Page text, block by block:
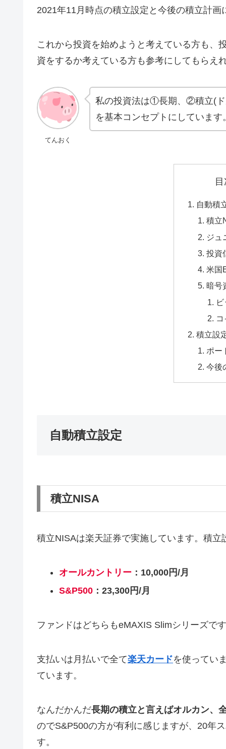
2021年11月時点の積立設定と今後の積立計画
これから投資を始めようと考えている方も、
資をするか考えている方も参考にしてもらえ
てんおく
私の投資法は①長期、②積立(
を基本コンセプトにしています
自動積
積立
ジュ
投資
米国
暗号
積立設
ポー
今後
自動積立設定
積立NISA
積立NISAは楽天証券で実施しています。積立
オールカントリー：10,000円/月
S&P500：23,300円/月
ファンドはどちらもeMAXIS Slimシリーズで
支払いは月払いで全て楽天カードを使ってい
ています。
なんだかんだ長期の積立と言えばオルカン、
のでS&P500の方が有利に感じますが、20年
す。